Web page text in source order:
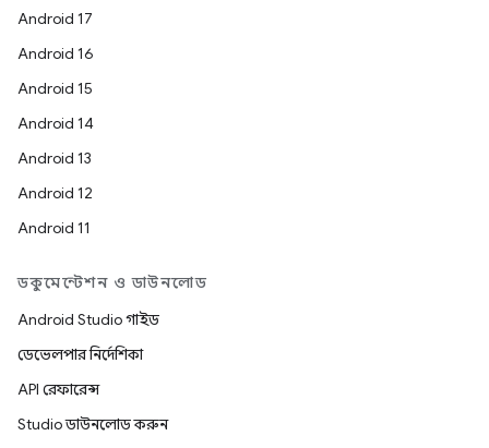
Android 17
Android 16
Android 15
Android 14
Android 13
Android 12
Android 11
ডকুমেন্টেশন ও ডাউনলোড
Android Studio গাইড
ডেভেলপার নির্দেশিকা
API রেফারেন্স
Studio ডাউনলোড করুন